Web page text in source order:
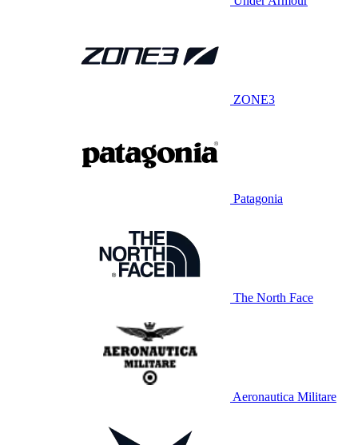
ZONE3
Patagonia
The North Face
Aeronautica Militare